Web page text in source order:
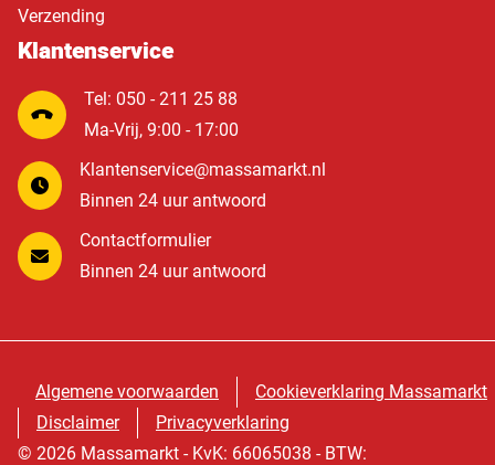
Verzending
Klantenservice
Tel: 050 - 211 25 88
Ma-Vrij, 9:00 - 17:00
Klantenservice@massamarkt.nl
Binnen 24 uur antwoord
Contactformulier
Binnen 24 uur antwoord
Algemene voorwaarden
Cookieverklaring Massamarkt
Disclaimer
Privacyverklaring
© 2026 Massamarkt - KvK: 66065038 - BTW: